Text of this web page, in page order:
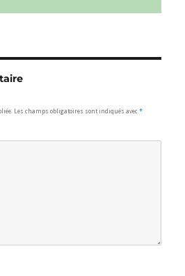
Les champs obligatoires sont indiqués avec*